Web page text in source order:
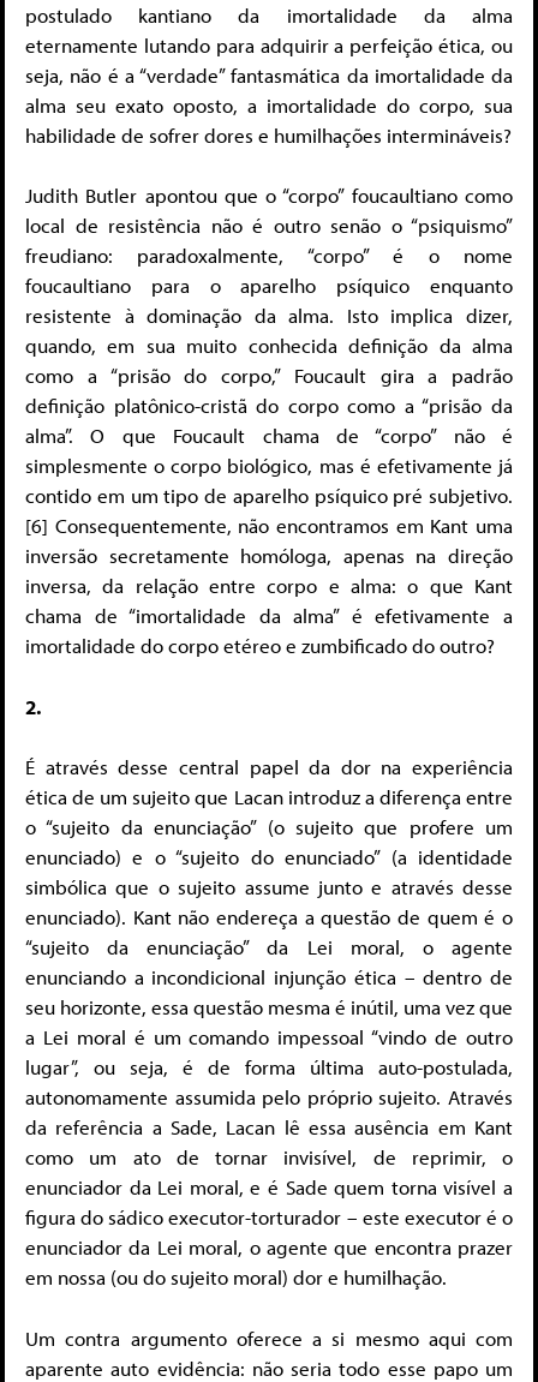
postulado kantiano da imortalidade da alma
eternamente lutando para adquirir a perfeição ética, ou
seja, não é a “verdade” fantasmática da imortalidade da
alma seu exato oposto, a imortalidade do corpo, sua
habilidade de sofrer dores e humilhações intermináveis?
Judith Butler apontou que o “corpo” foucaultiano como
local de resistência não é outro senão o “psiquismo”
freudiano: paradoxalmente, “corpo” é o nome
foucaultiano para o aparelho psíquico enquanto
resistente à dominação da alma. Isto implica dizer,
quando, em sua muito conhecida definição da alma
como a “prisão do corpo,” Foucault gira a padrão
definição platônico-cristã do corpo como a “prisão da
alma”. O que Foucault chama de “corpo” não é
simplesmente o corpo biológico, mas é efetivamente já
contido em um tipo de aparelho psíquico pré subjetivo.
[6] Consequentemente, não encontramos em Kant uma
inversão secretamente homóloga, apenas na direção
inversa, da relação entre corpo e alma: o que Kant
chama de “imortalidade da alma” é efetivamente a
imortalidade do corpo etéreo e zumbificado do outro?
2.
É através desse central papel da dor na experiência
ética de um sujeito que Lacan introduz a diferença entre
o “sujeito da enunciação” (o sujeito que profere um
enunciado) e o “sujeito do enunciado” (a identidade
simbólica que o sujeito assume junto e através desse
enunciado). Kant não endereça a questão de quem é o
“sujeito da enunciação” da Lei moral, o agente
enunciando a incondicional injunção ética – dentro de
seu horizonte, essa questão mesma é inútil, uma vez que
a Lei moral é um comando impessoal “vindo de outro
lugar”, ou seja, é de forma última auto-postulada,
autonomamente assumida pelo próprio sujeito. Através
da referência a Sade, Lacan lê essa ausência em Kant
como um ato de tornar invisível, de reprimir, o
enunciador da Lei moral, e é Sade quem torna visível a
figura do sádico executor-torturador – este executor é o
enunciador da Lei moral, o agente que encontra prazer
em nossa (ou do sujeito moral) dor e humilhação.
Um contra argumento oferece a si mesmo aqui com
aparente auto evidência: não seria todo esse papo um